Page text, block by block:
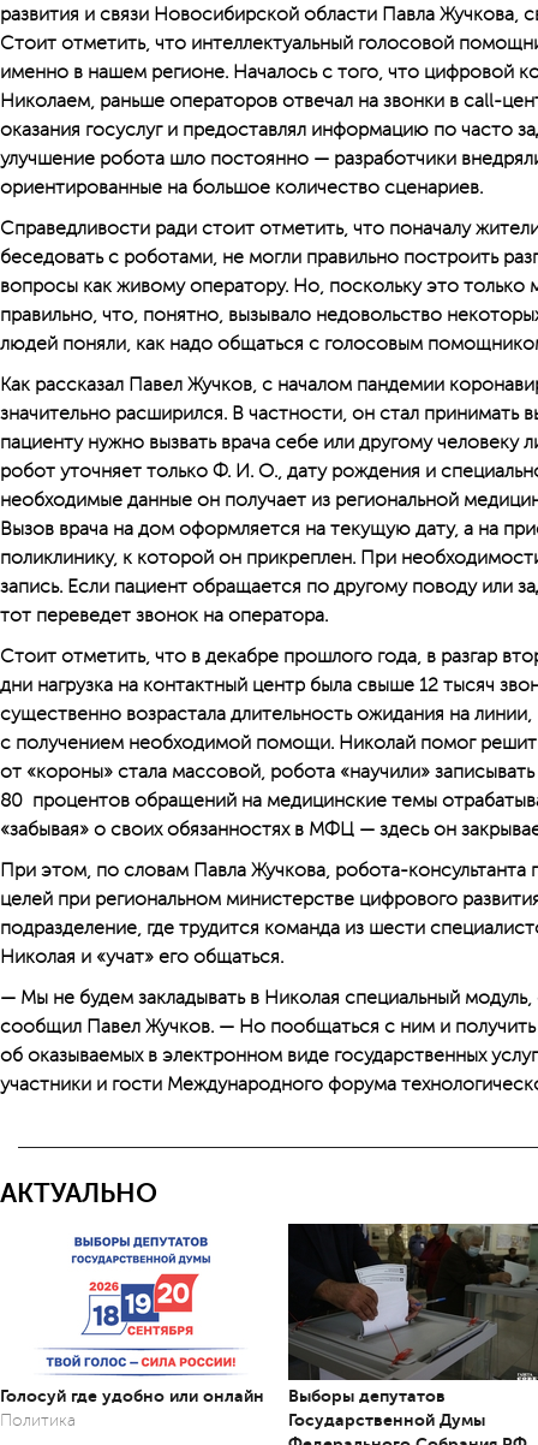
развития и связи Новосибирской области Павла Жучкова,
Стоит отметить, что интеллектуальный голосовой
именно в нашем регионе. Началось с того, что цифровой
Николаем, раньше операторов отвечал на звонки в call-
оказания госуслуг и предоставлял информацию по часто
улучшение робота шло постоянно — разработчики
ориентированные на большое количество сценариев.
Справедливости ради стоит отметить, что поначалу
беседовать с роботами, не могли правильно построить
вопросы как живому оператору. Но, поскольку это только
правильно, что, понятно, вызывало недовольство
людей поняли, как надо общаться с голосовым
Как рассказал Павел Жучков, с началом пандемии
значительно расширился. В частности, он стал принимать
пациенту нужно вызвать врача себе или другому человеку
робот уточняет только Ф. И. О., дату рождения и
необходимые данные он получает из региональной
Вызов врача на дом оформляется на текущую дату, а на
поликлинику, к которой он прикреплен. При
запись. Если пациент обращается по другому поводу или
тот переведет звонок на оператора.
Стоит отметить, что в декабре прошлого года, в разгар
дни нагрузка на контактный центр была свыше 12 тысяч
существенно возрастала длительность ожидания на
с получением необходимой помощи. Николай помог
от «короны» стала массовой, робота «научили»
80 процентов обращений на медицинские темы
«забывая» о своих обязанностях в МФЦ — здесь он
При этом, по словам Павла Жучкова, робота-консультанта
целей при региональном министерстве цифрового
подразделение, где трудится команда из шести
Николая и «учат» его общаться.
— Мы не будем закладывать в Николая специальный
сообщил Павел Жучков. — Но пообщаться с ним и
об оказываемых в электронном виде государственных
участники и гости Международного форума
АКТУАЛЬНО
Голосуй где удобно или онлайн
Политика
Выборы депутатов
Государственной Думы